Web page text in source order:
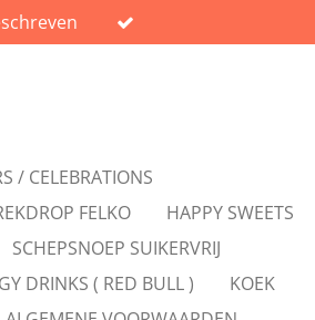
/ CELEBRATIONS
FELKO
HAPPY SWEETS
SCHEPSNOEP SUIKERVRIJ
DRINKS ( RED BULL )
KOEK